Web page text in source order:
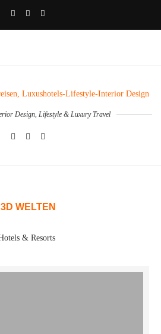
Design, Lifestyle & Luxury Travel
3D WELTEN
& Resorts